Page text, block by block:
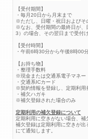
【受付期間】
・毎月20日から月末まで
※ただし、日曜・祝日およびそ
※なお、受付期間の最終日が、
3）の場合、その翌日まで受付
【受付時間】
・午前6時30分から午後8時00
【お持ち物】
・整理手数料
※現金または交通系電子マネー
・交通系ICカード
※契約情報を登録し、定期利用
・補欠ハガキ
※補欠登録された場合のみ
定期利用の補欠登録について
定期利用に空きがない場合、補
補欠登録は定期利用に空きが
にて通知します。